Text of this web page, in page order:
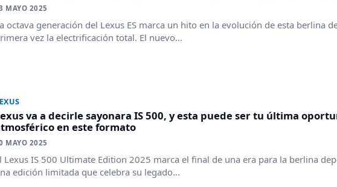
MAYO 2025
octava generación del Lexus ES marca un hito en la evolución de esta berlina
vez la electrificación total. El nuevo...
va a decirle sayonara IS 500, y esta puede ser tu última
en este formato
MAYO 2025
Lexus IS 500 Ultimate Edition 2025 marca el final de una era para la berlina
edición limitada que celebra su legado...